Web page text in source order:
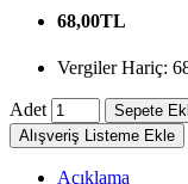
68,00TL
Vergiler Hariç:
Adet
Sepete
Alışveriş Listeme Ekle
Açıklama